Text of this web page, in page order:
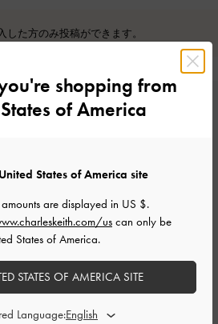
した方のみ投稿ができます。
マーレビュー
お聞かせください
shopping from
of America
States of America site
are displayed in US $.
uscan only be
States of America.
STATES OF AMERICA SITE
Language: